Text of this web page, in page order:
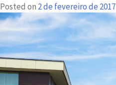
Cobertura
Duplex?
Conheça
as
coberturas
do
Bispo
Posted on 2 de fevereiro de 2017